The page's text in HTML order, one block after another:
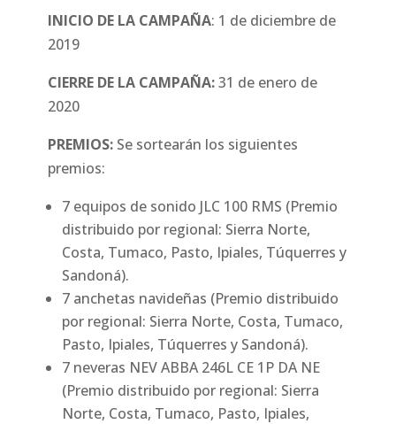
INICIO DE LA CAMPAÑA: 1 de diciembre de
2019
CIERRE DE LA CAMPAÑA:31 de enero de
2020
PREMIOS:Se sortearán los siguientes
premios:
7 equipos de sonido JLC 100 RMS (Premio
distribuido por regional: Sierra Norte,
Costa, Tumaco, Pasto, Ipiales, Túquerres y
Sandoná).
7 anchetas navideñas (Premio distribuido
por regional: Sierra Norte, Costa, Tumaco,
Pasto, Ipiales, Túquerres y Sandoná).
7 neveras NEV ABBA 246L CE 1P DA NE
(Premio distribuido por regional: Sierra
Norte, Costa, Tumaco, Pasto, Ipiales,